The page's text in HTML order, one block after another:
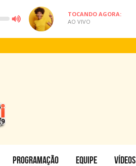
TOCANDO AGORA:
AO VIVO
PROGRAMAÇÃO EQUIPE VÍDEOS